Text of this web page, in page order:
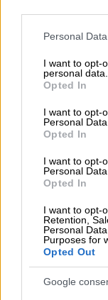
Please note that
not limited to your
grant or deny
use your data for
consent section.
Personal
I want to opt-
personal data.
Opted In
I want to opt-
Personal Data.
Opted In
I want to opt-
Personal
Opted In
I want to opt-
Retention,
Personal
Purposes for
Opted Out
Google
vaiheissa.
Finago
Finago
yhdessä
noudetaan
kautta.
kohdistamiseen.
Aulaan -
muodostetaan
Procountorissa